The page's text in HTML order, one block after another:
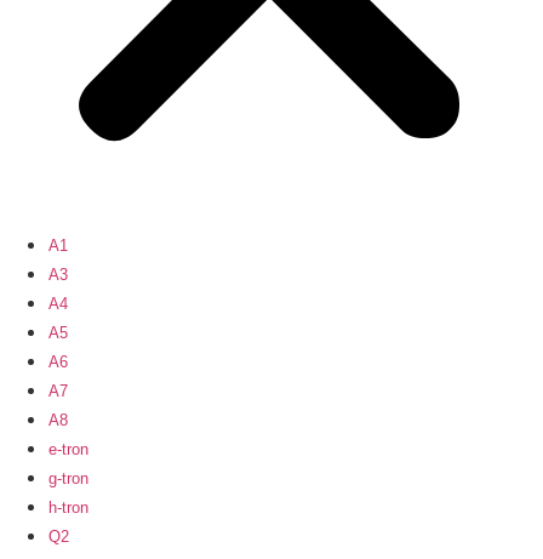
A1
A3
A4
A5
A6
A7
A8
e-tron
g-tron
h-tron
Q2